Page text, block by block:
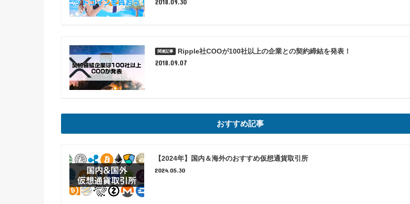
2018.09.30
Ripple社COOが100社以上の企業との契約締結を発表！
2018.09.07
おすすめ記事
【2024年】国内＆海外のおすすめ仮想通貨取引所
2024.05.30